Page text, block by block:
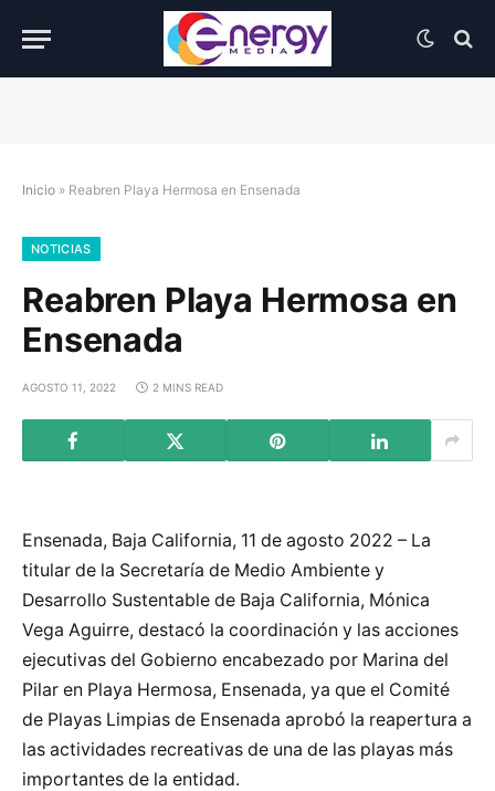
Inicio » Reabren Playa Hermosa en Ensenada
NOTICIAS
Reabren Playa Hermosa en
Ensenada
AGOSTO 11, 2022 2 MINS READ
Ensenada, Baja California, 11 de agosto 2022 – La
titular de la Secretaría de Medio Ambiente y
Desarrollo Sustentable de Baja California, Mónica
Vega Aguirre, destacó la coordinación y las acciones
ejecutivas del Gobierno encabezado por Marina del
Pilar en Playa Hermosa, Ensenada, ya que el Comité
de Playas Limpias de Ensenada aprobó la reapertura a
las actividades recreativas de una de las playas más
importantes de la entidad.